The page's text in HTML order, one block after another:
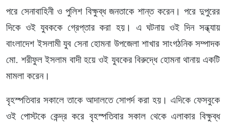
পরে সেনাবাহিনী ও পুলিশ বিক্ষুব্ধ জনতাকে শান্ত করেন। পরে দুপুরের
দিকে ওই যুবককে গ্রেপ্তার করা হয়। এ ঘটনায় ওই দিন সন্ধ্যায়
বাংলাদেশ ইসলামী যুব সেনা হোমনা উপজেলা শাখার সাংগঠনিক সম্পাদক
মো. শরীফুল ইসলাম বাদী হয়ে ওই যুবকের বিরুদ্ধে হোমনা থানায় একটি
মামলা করেন।
বৃহস্পতিবার সকালে তাকে আদালতে সোপর্দ করা হয়। এদিকে ফেসবুকে
ওই পোস্টকে কেন্দ্র করে বৃহস্পতিবার সকাল থেকে এলাকার বিক্ষুব্ধ